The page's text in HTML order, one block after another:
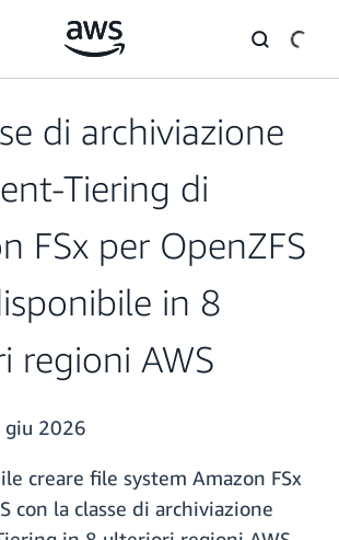
di archiviazione
Tiering di
FSx per OpenZFS
in 8
regioni AWS
giu 2026
creare file system Amazon FSx
con la classe di archiviazione